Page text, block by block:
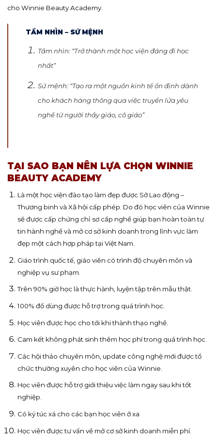
cho Winnie Beauty Academy.
TẦM NHÌN – SỨ MỆNH
Tầm nhìn: “Trở thành một học viện đáng đi học
nhất”
Sứ mệnh: “Tạo ra một nguồn kinh tế ổn định dành
cho khách hàng thông qua việc truyền lửa yêu
nghề từ người thầy giáo, cô giáo”
TẠI SAO BẠN NÊN LỰA CHỌN WINNIE
BEAUTY ACADEMY
Là một học viện đào tạo làm đẹp được Sở Lao động –
Thương binh và Xã hội cấp phép. Do đó học viên của Winnie
sẽ được cấp chứng chỉ sơ cấp nghề giúp bạn hoàn toàn tự
tin hành nghề và mở cơ sở kinh doanh trong lĩnh vực làm
đẹp một cách hợp pháp tại Việt Nam.
Giáo trình quốc tế, giáo viên có trình độ chuyên môn và
nghiệp vụ sư phạm.
Trên 90% giờ học là thực hành, luyện tập trên mẫu thật.
100% đồ dùng được hỗ trợ trong quá trình học.
Học viên được học cho tới khi thành thạo nghề.
Cam kết không phát sinh thêm học phí trong quá trình học.
Các hội thảo chuyên môn, update công nghệ mới được tổ
chức thường xuyên cho học viên của Winnie.
Học viên được hỗ trợ giới thiệu việc làm ngay sau khi tốt
nghiệp.
Có ký túc xá cho các bạn học viên ở xa
Học viên được tư vấn về mở cơ sở kinh doanh miễn phí.